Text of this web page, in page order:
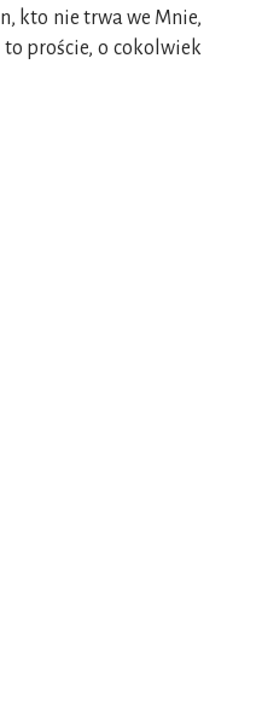
kto nie trwa we Mnie,
proście, o cokolwiek